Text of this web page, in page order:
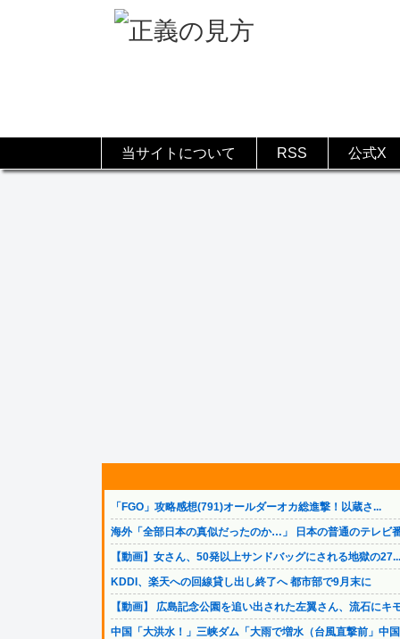
当サイトについて RSS 公式X
「FGO」攻略感想(791)オールダーオカ総進撃！以蔵さ...
海外「全部日本の真似だったのか…」 日本の普通のテレビ
【動画】女さん、50発以上サンドバッグにされる地獄の27...
KDDI、楽天への回線貸し出し終了へ 都市部で9月末に
【動画】 広島記念公園を追い出された左翼さん、流石にキ
中国「大洪水！」三峡ダム「大雨で増水（台風直撃前」中